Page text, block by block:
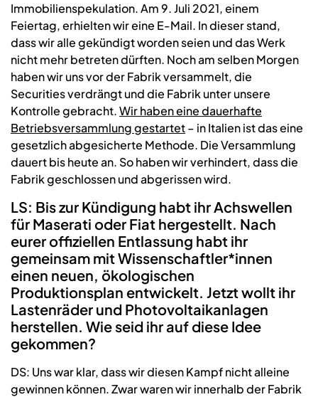
Immobilienspekulation. Am 9. Juli 2021, einem
Feiertag, erhielten wir eine E-Mail. In dieser stand,
dass wir alle gekündigt worden seien und das Werk
nicht mehr betreten dürften. Noch am selben Morgen
haben wir uns vor der Fabrik versammelt, die
Securities verdrängt und die Fabrik unter unsere
Kontrolle gebracht.Wir haben eine dauerhafte
Betriebsversammlung gestartet– in Italien ist das eine
gesetzlich abgesicherte Methode. Die Versammlung
dauert bis heute an. So haben wir verhindert, dass die
Fabrik geschlossen und abgerissen wird.
LS: Bis zur Kündigung habt ihr Achswellen
für Maserati oder Fiat hergestellt. Nach
eurer offiziellen Entlassung habt ihr
gemeinsam mit Wissenschaftler*innen
einen neuen, ökologischen
Produktionsplan entwickelt. Jetzt wollt ihr
Lastenräder und Photovoltaikanlagen
herstellen. Wie seid ihr auf diese Idee
gekommen?
DS: Uns war klar, dass wir diesen Kampf nicht alleine
gewinnen können. Zwar waren wir innerhalb der Fabrik